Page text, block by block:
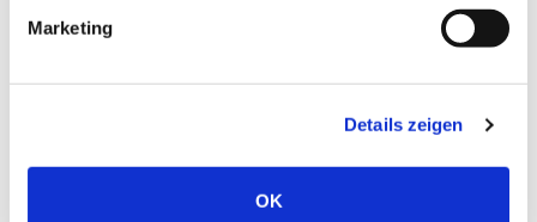
Marketing
Details zeigen
OK
Sprechtag der Revierpolizei Fürstenberg